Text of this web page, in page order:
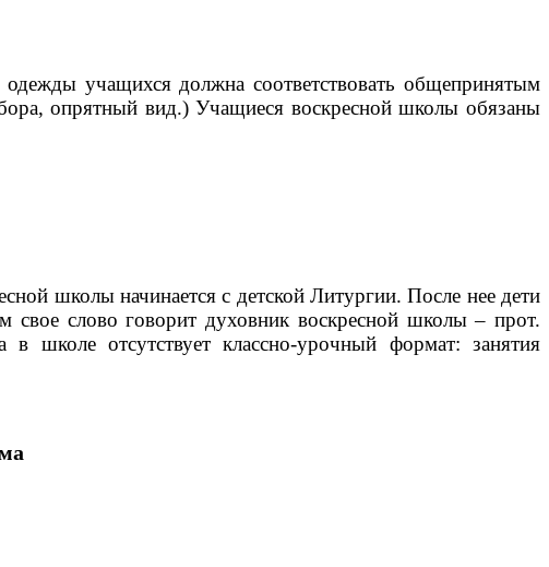
учащихся должна соответствовать общепринятым
опрятный вид.) Учащиеся воскресной школы обязаны
школы начинается с детской Литургии. После нее дети
свое слово говорит духовник воскресной школы – прот.
школе отсутствует классно-урочный формат: занятия